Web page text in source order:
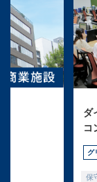
ダ
コ
グ
保